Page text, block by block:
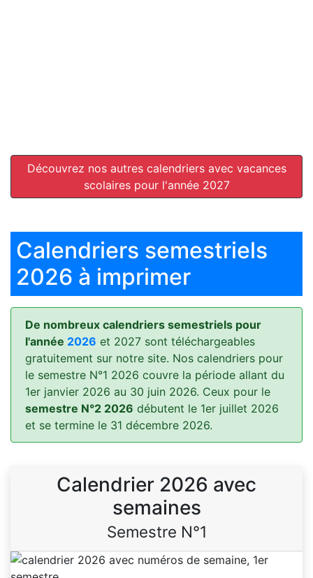
Découvrez nos autres calendriers avec vacances
scolaires pour l'année 2027
Calendriers semestriels
2026 à imprimer
De nombreux calendriers semestriels pour
l'année 2026 et 2027 sont téléchargeables
gratuitement sur notre site. Nos calendriers pour
le semestre N°1 2026 couvre la période allant du
1er janvier 2026 au 30 juin 2026. Ceux pour le
semestre N°2 2026 débutent le 1er juillet 2026
et se termine le 31 décembre 2026.
Calendrier 2026 avec
semaines
Semestre N°1